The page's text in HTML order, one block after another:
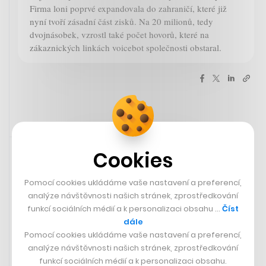
Firma loni poprvé expandovala do zahraničí, které již
nyní tvoří zásadní část zisků. Na 20 milionů, tedy
dvojnásobek, vzrostl také počet hovorů, které na
zákaznických linkách voicebot společnosti obstaral.
Cookies
Pomocí cookies ukládáme vaše nastavení a preferencí,
analýze návštěvnosti našich stránek, zprostředkování
funkcí sociálních médií a k personalizaci obsahu … Číst
dále
Pomocí cookies ukládáme vaše nastavení a preferencí,
analýze návštěvnosti našich stránek, zprostředkování
funkcí sociálních médií a k personalizaci obsahu.